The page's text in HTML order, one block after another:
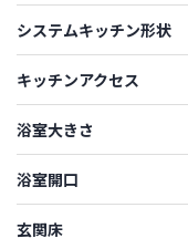
システムキッチン形状
キッチンアクセス
浴室大きさ
浴室開口
玄関床